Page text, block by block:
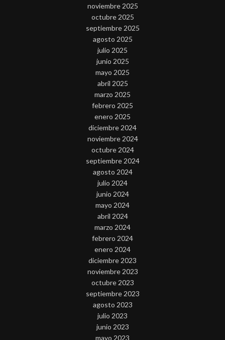
noviembre 2025
octubre 2025
septiembre 2025
agosto 2025
julio 2025
junio 2025
mayo 2025
abril 2025
marzo 2025
febrero 2025
enero 2025
diciembre 2024
noviembre 2024
octubre 2024
septiembre 2024
agosto 2024
julio 2024
junio 2024
mayo 2024
abril 2024
marzo 2024
febrero 2024
enero 2024
diciembre 2023
noviembre 2023
octubre 2023
septiembre 2023
agosto 2023
julio 2023
junio 2023
mayo 2023